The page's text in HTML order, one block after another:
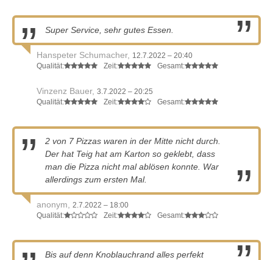
Super Service, sehr gutes Essen.
Hanspeter Schumacher, 12.7.2022 – 20:40
Qualität:
Zeit: Gesamt:
Vinzenz Bauer, 3.7.2022 – 20:25
Qualität:
Zeit: Gesamt:
2 von 7 Pizzas waren in der Mitte nicht durch.
Der hat Teig hat am Karton so geklebt, dass
man die Pizza nicht mal ablösen konnte. War
allerdings zum ersten Mal.
anonym,
2.7.2022 – 18:00
Qualität:
Zeit: Gesamt:
Bis auf denn Knoblauchrand alles perfekt